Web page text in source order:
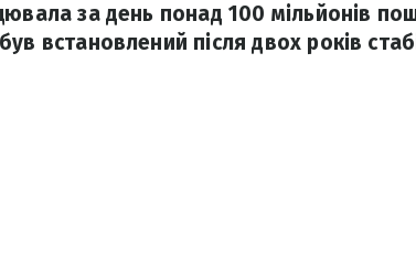
за день понад 100 мільйонів
встановлений після двох років